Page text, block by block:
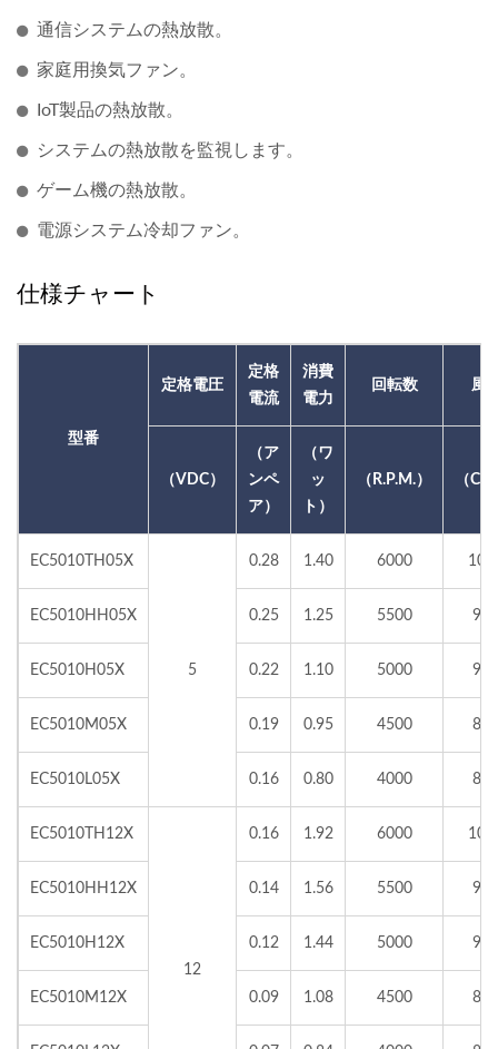
通信システムの熱放散。
家庭用換気ファン。
IoT製品の熱放散。
システムの熱放散を監視します。
ゲーム機の熱放散。
電源システム冷却ファン。
仕様チャート
型番
定格電圧
定格
電流
消費
電力
回転数 風
（VDC）
（ア
ンペ
ア）
（ワ
ッ
ト）
（R.P.M.） （
EC5010TH05X
5
0.28 1.40 6000
EC5010HH05X 0.25 1.25 5500
EC5010H05X 0.22 1.10 5000
EC5010M05X 0.19 0.95 4500
EC5010L05X 0.16 0.80 4000
EC5010TH12X
12
0.16 1.92 6000
EC5010HH12X 0.14 1.56 5500
EC5010H12X 0.12 1.44 5000
EC5010M12X 0.09 1.08 4500